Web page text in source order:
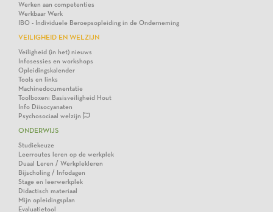
Werken aan competenties
Werkbaar Werk
IBO - Individuele Beroepsopleiding in de Onderneming
VEILIGHEID EN WELZIJN
Veiligheid (in het) nieuws
Infosessies en workshops
Opleidingskalender
Tools en links
Machinedocumentatie
Toolboxen: Basisveiligheid Hout
Info Diisocyanaten
Psychosociaal welzijn
ONDERWIJS
Studiekeuze
Leerroutes leren op de werkplek
Duaal Leren / Werkplekleren
Bijscholing / Infodagen
Stage en leerwerkplek
Didactisch materiaal
Mijn opleidingsplan
Evaluatietool